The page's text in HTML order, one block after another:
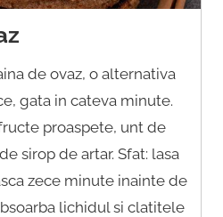
de ovaz, o alternativa
gata in cateva minute.
proaspete, unt de
sirop de artar. Sfat: lasa
zece minute inainte de
lichidul si clatitele